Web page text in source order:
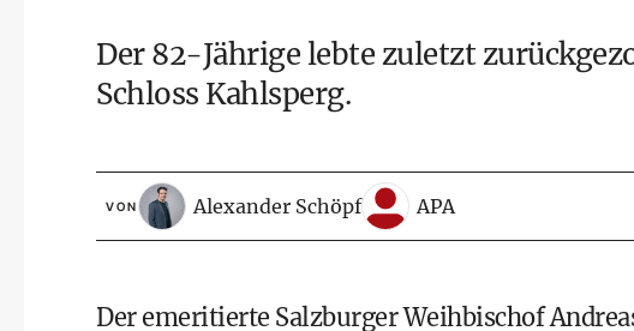
Der 82-Jährige lebte zuletzt
Schloss Kahlsperg.
VON Alexander Schöpf APA
Der emeritierte Salzburger Weihbischof